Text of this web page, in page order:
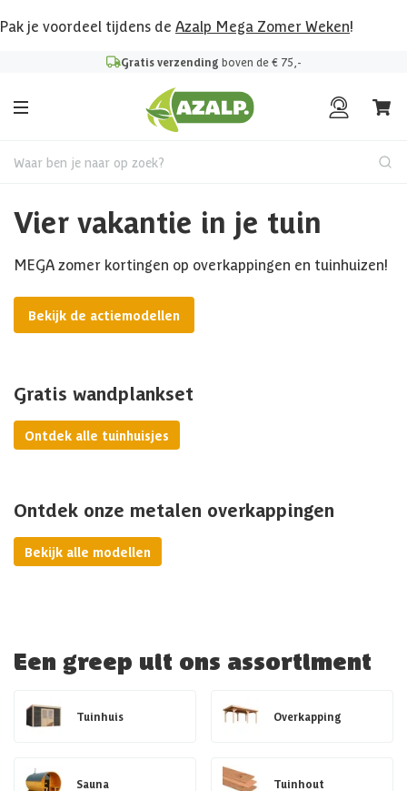
Pak je voordeel tijdens de Azalp Mega Zomer Weken!
Gratis verzending boven de € 75,-
Waar ben je naar op zoek?
Vier vakantie in je tuin
MEGA zomer kortingen op overkappingen en tuinhuizen!
Bekijk de actiemodellen
Gratis wandplankset
Ontdek alle tuinhuisjes
Ontdek onze metalen overkappingen
Bekijk alle modellen
Een greep uit ons assortiment
Tuinhuis Overkapping
Sauna Tuinhout